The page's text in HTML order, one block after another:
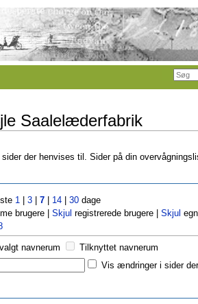
Saalelæderfabrik
der henvises til. Sider på din
1| 3| 7| 14| 30dage
brugere | Skjul registrerede brugere | Skjul
navnerum
Tilknyttet navnerum
Vis ændringer i sider